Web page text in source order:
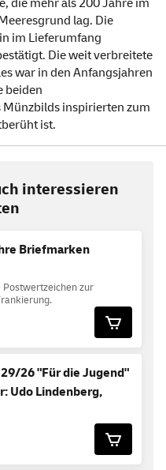
lag. Die
im Lieferumfang
Die weit verbreitete
war in den Anfangsjahren
beiden
inspirierten zum
ist.
interessieren
Briefmarken
zur
26 "Für die Jugend"
Udo Lindenberg,